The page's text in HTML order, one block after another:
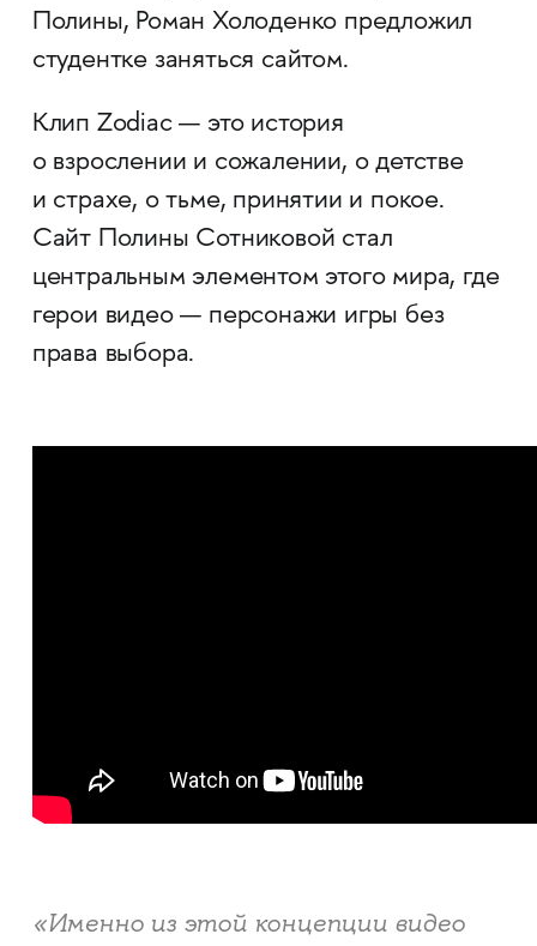
Полины, Роман Холоденко предложил
студентке заняться сайтом.
Клип Zodiac — это история
о взрослении и сожалении, о детстве
и страхе, о тьме, принятии и покое.
Cайт Полины Сотниковой стал
центральным элементом этого мира, где
герои видео — персонажи игры без
права выбора.
«Именно из этой концепции видео